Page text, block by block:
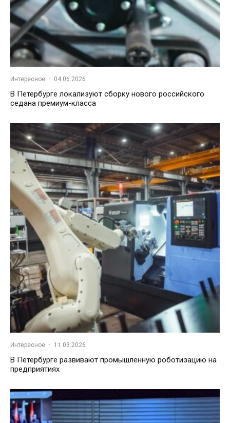
Интересное · 04.06.2026
В Петербурге локализуют сборку нового российского
седана премиум-класса
Интересное · 11.03.2026
В Петербурге развивают промышленную роботизацию на
предприятиях